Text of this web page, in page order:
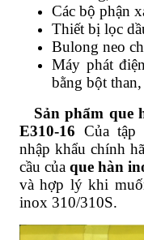
Các bộ phận
Thiết bị lọc
Bulong neo
Máy phát
bằng bột
Sản phẩm que
E310-16 Của tập
nhập khẩu chính
cầu củaque hàn
và hợp lý khi
inox 310/310S.